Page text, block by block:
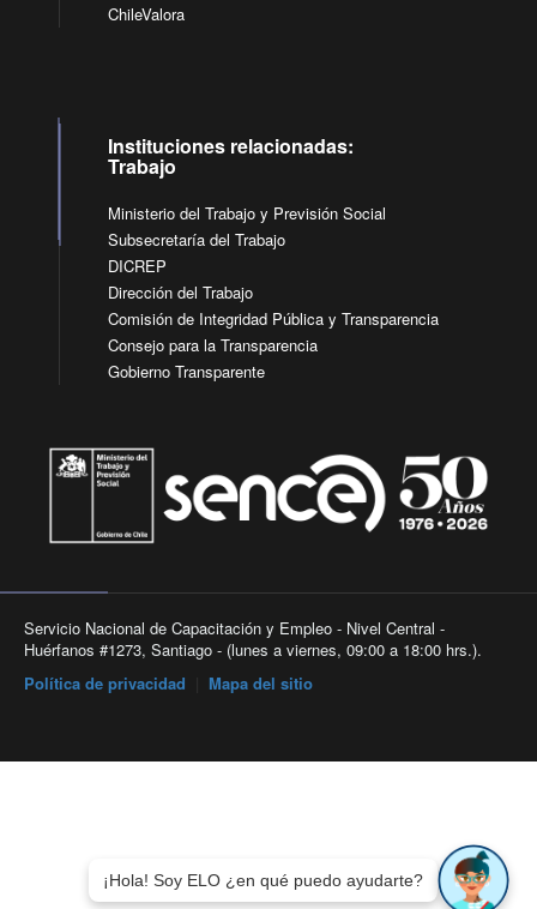
ChileValora
Instituciones relacionadas:
Trabajo
Ministerio del Trabajo y Previsión Social
Subsecretaría del Trabajo
DICREP
Dirección del Trabajo
Comisión de Integridad Pública y Transparencia
Consejo para la Transparencia
Gobierno Transparente
Servicio Nacional de Capacitación y Empleo - Nivel Central -
Huérfanos #1273, Santiago - (lunes a viernes, 09:00 a 18:00 hrs.).
Política de privacidad
Mapa del sitio
¡Hola! Soy ELO ¿en qué puedo ayudarte?